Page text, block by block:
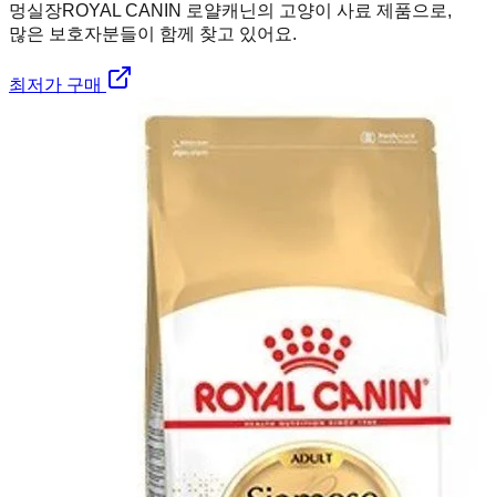
멍실장ROYAL CANIN 로얄캐닌의 고양이 사료 제품으로,
많은 보호자분들이 함께 찾고 있어요.
최저가 구매